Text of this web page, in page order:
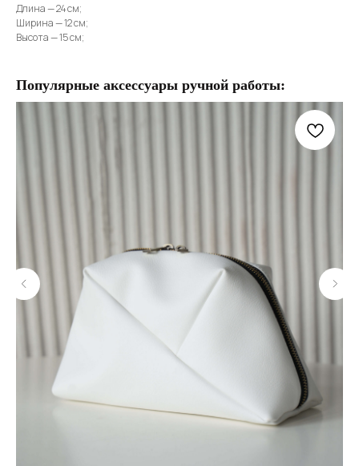
Длина — 24 см;
Ширина — 12 см;
Высота — 15 см;
Популярные аксессуары ручной работы: